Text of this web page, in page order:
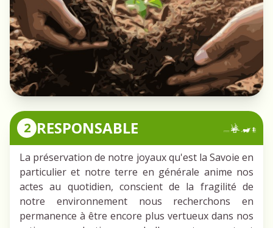
2 RESPONSABLE
La préservation de notre joyaux qu'est la Savoie en
particulier et notre terre en générale anime nos
actes au quotidien, conscient de la fragilité de
notre environnement nous recherchons en
permanence à être encore plus vertueux dans nos